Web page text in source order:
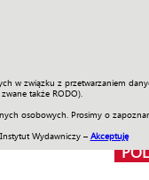
w związku z przetwarzaniem
także RODO).
osobowych. Prosimy o
Wydawniczy – Akceptuję
ENGLISH SKLEP